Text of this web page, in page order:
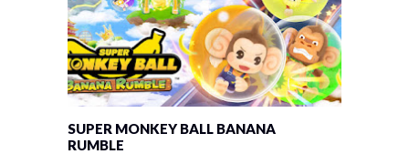
SUPER MONKEY BALL BANANA
RUMBLE